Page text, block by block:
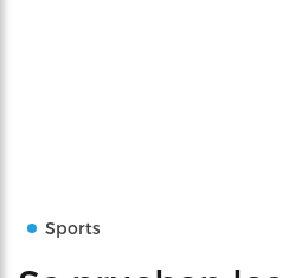
Sports